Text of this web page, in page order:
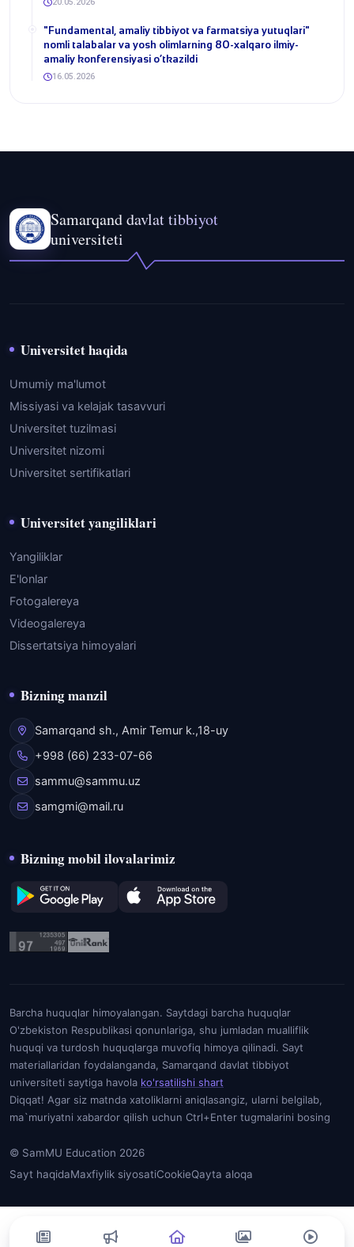
​"Fundamental, amaliy tibbiyot va farmatsiya yutuqlari"
nomli talabalar va yosh olimlarning 80-xalqaro ilmiy-
amaliy konferensiyasi o‘tkazildi
16.05.2026
Samarqand davlat tibbiyot
universiteti
Universitet haqida
Umumiy ma'lumot
Missiyasi va kelajak tasavvuri
Universitet tuzilmasi
Universitet nizomi
Universitet sertifikatlari
Universitet yangiliklari
Yangiliklar
E'lonlar
Fotogalereya
Videogalereya
Dissertatsiya himoyalari
Bizning manzil
Samarqand sh., Amir Temur k.,18-uy
+998 (66) 233-07-66
sammu@sammu.uz
samgmi@mail.ru
Bizning mobil ilovalarimiz
Barcha huquqlar himoyalangan. Saytdagi barcha huquqlar
O'zbekiston Respublikasi qonunlariga, shu jumladan mualliflik
huquqi va turdosh huquqlarga muvofiq himoya qilinadi. Sayt
materiallaridan foydalanganda, Samarqand davlat tibbiyot
universiteti saytiga havola ko'rsatilishi shart
Diqqat! Agar siz matnda xatoliklarni aniqlasangiz, ularni belgilab,
ma`muriyatni xabardor qilish uchun Ctrl+Enter tugmalarini bosing
© SamMU Education 2026
Sayt haqidaMaxfiylik siyosatiCookieQayta aloqa